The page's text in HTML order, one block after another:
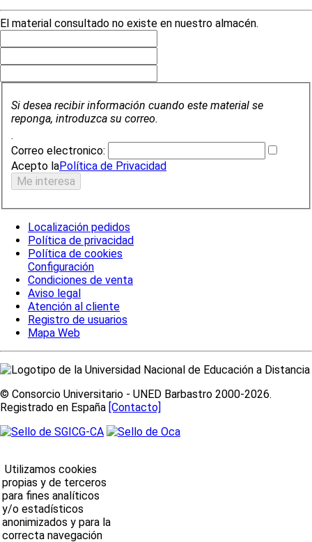
El material consultado no existe en nuestro almacén.
Si desea recibir información cuando este material se
reponga, introduzca su correo.
.
Correo electronico:
Acepto laPolítica de Privacidad
Localización pedidos
Política de privacidad
Política de cookies
Configuración
Condiciones de venta
Aviso legal
Atención al cliente
Registro de usuarios
Mapa Web
© Consorcio Universitario - UNED Barbastro 2000-2026.
Registrado en España [Contacto]
Utilizamos cookies
propias y de terceros
para fines analíticos
y/o estadísticos
anonimizados y para la
correcta navegación